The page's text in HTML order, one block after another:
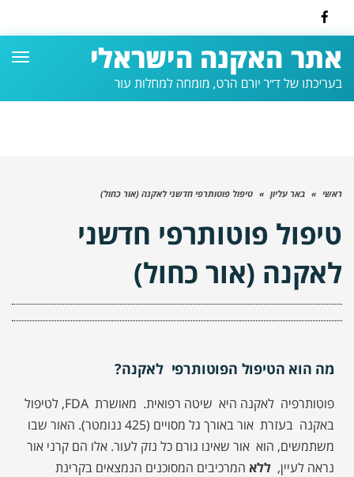
Facebook
ראשי » באר עליון » טיפול פוטותרפי חדשני לאקנה (אור כחול)
טיפול פוטותרפי חדשני
לאקנה (אור כחול)
מה הוא הטיפול הפוטותרפי לאקנה?
פוטותרפיה לאקנה היא שיטה רפואית. מאושרת FDA, לטיפול
באקנה בעזרת אור באורך גל מסויים (425 ננומטר). האור שבו
משתמשים, הוא אור שאינו גורם כל נזק לעור. אלו הם קרני אור
נראה לעיין, ללא המרכיבים המסוכנים הנמצאים בקרינת